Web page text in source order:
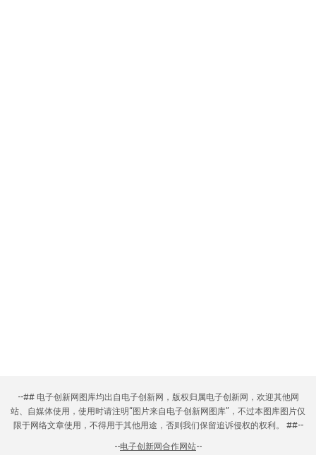
--## 电子创新网图库均出自电子创新网，版权归属电子创新网，欢迎其他网
站、自媒体使用，使用时请注明“图片来自电子创新网图库”，不过本图库图片仅
限于网络文章使用，不得用于其他用途，否则我们保留追诉侵权的权利。 ##--
--电子创新网合作网站--